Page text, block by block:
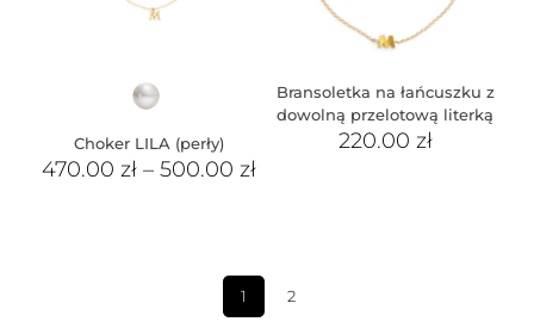
Choker LILA (perły)
470.00 zł– 500.00 zł
Bransoletka na łańcuszku z
dowolną przelotową literką
220.00 zł
1 2